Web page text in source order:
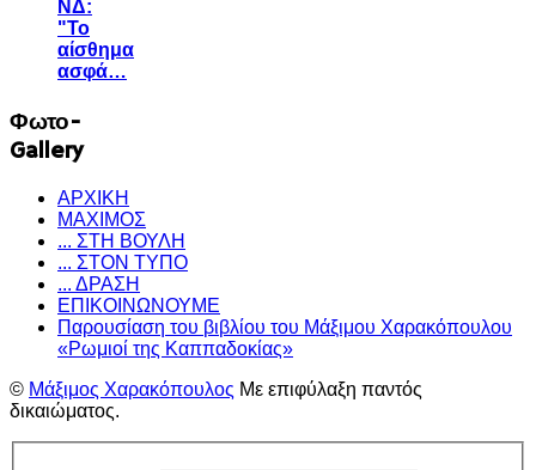
ΝΔ:
"Το
αίσθημα
ασφά…
Φωτο-
Gallery
ΑΡΧΙΚΗ
ΜΑΧΙΜΟΣ
... ΣΤΗ ΒΟΥΛΗ
... ΣΤΟΝ ΤΥΠΟ
... ΔΡΑΣΗ
ΕΠΙΚΟΙΝΩΝΟΥΜΕ
Παρουσίαση του βιβλίου του Μάξιμου Χαρακόπουλου
«Ρωμιοί της Καππαδοκίας»
© Μάξιμος Χαρακόπουλος Με επιφύλαξη παντός
δικαιώματος.